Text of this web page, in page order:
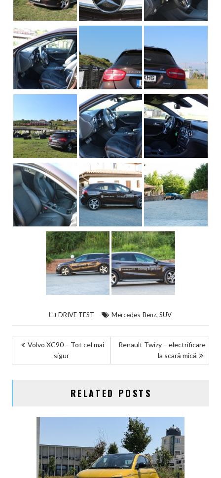
DRIVE TEST Mercedes-Benz, SUV
NAVIGARE
Volvo XC90 – Tot cel mai
sigur
Renault Twizy – electrificare
la scară mică
RELATED POSTS